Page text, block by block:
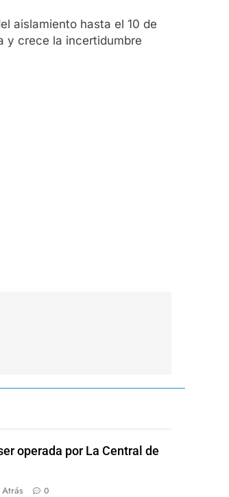
aislamiento hasta el 10 de
y crece la incertidumbre
operada por La Central de
0